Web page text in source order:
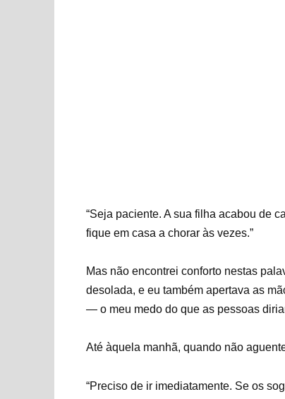
“Seja paciente. A sua filha acabou de
fique em casa a chorar às vezes.”
Mas não encontrei conforto nestas
desolada, e eu também apertava as
— o meu medo do que as pessoas
Até àquela manhã, quando não
“Preciso de ir imediatamente. Se os